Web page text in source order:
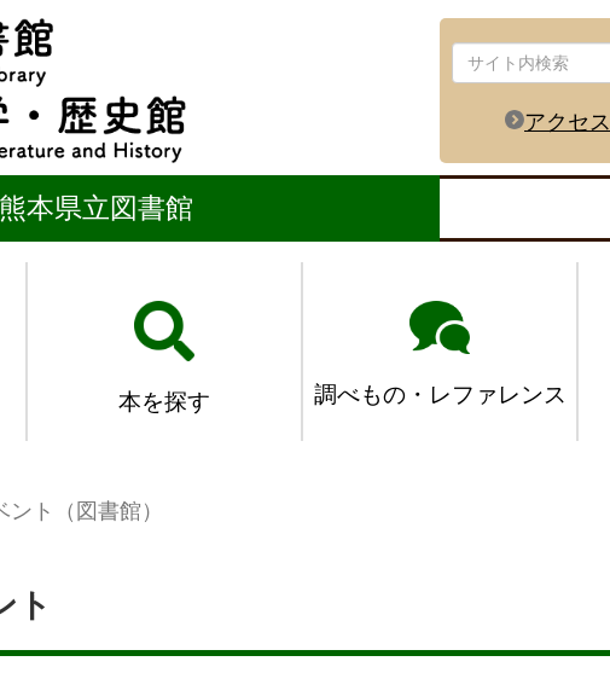
アクセス
熊本県立図書館
本を探す 調べもの・レファレンス
ント（図書館）
ト